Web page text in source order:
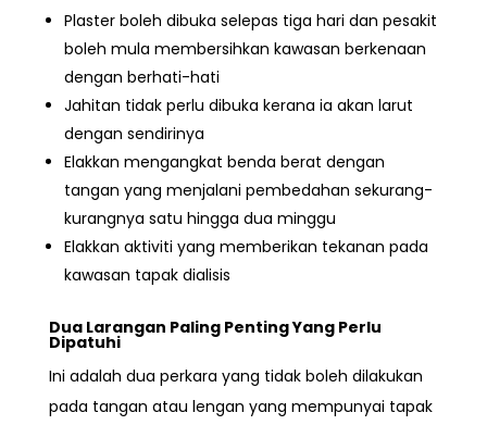
Plaster boleh dibuka selepas tiga hari dan pesakit
boleh mula membersihkan kawasan berkenaan
dengan berhati-hati
Jahitan tidak perlu dibuka kerana ia akan larut
dengan sendirinya
Elakkan mengangkat benda berat dengan
tangan yang menjalani pembedahan sekurang-
kurangnya satu hingga dua minggu
Elakkan aktiviti yang memberikan tekanan pada
kawasan tapak dialisis
Dua Larangan Paling Penting Yang Perlu
Dipatuhi
Ini adalah dua perkara yang tidak boleh dilakukan
pada tangan atau lengan yang mempunyai tapak